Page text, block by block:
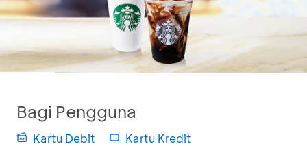
Bagi Pengguna
Kartu Debit Kartu Kredit